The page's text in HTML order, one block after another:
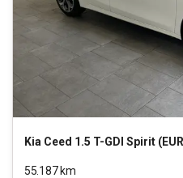
Kia Ceed 1.5 T-GDI Spirit
55.187km